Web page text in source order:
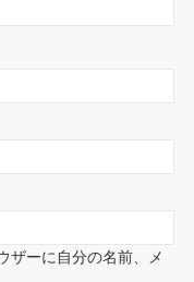
ザーに自分の名前、メ